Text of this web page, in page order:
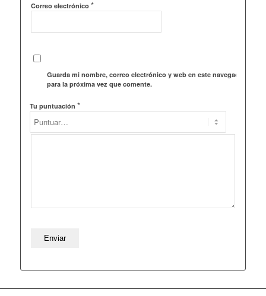
Correo electrónico *
Guarda mi nombre, correo electrónico y web en este navegador
para la próxima vez que comente.
Tu puntuación *